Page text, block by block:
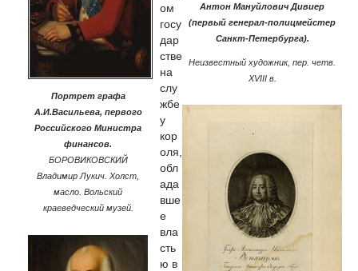
Антон Мануйлович Дивиер
(первый генерал-полицмейстер
Санкт-Петербурга).
Неизвестный художник, пер. четв.
XVIII в.
Портрет графа
А.И.Васильева, первого
Российского Министра
финансов.
БОРОВИКОВСКИЙ
Владимир Лукич. Холст,
масло. Вольский
краеведческий музей.
ом
госу
дар
стве
на
слу
жбе
у
кор
оля,
обл
ада
вше
е
вла
сть
ю в